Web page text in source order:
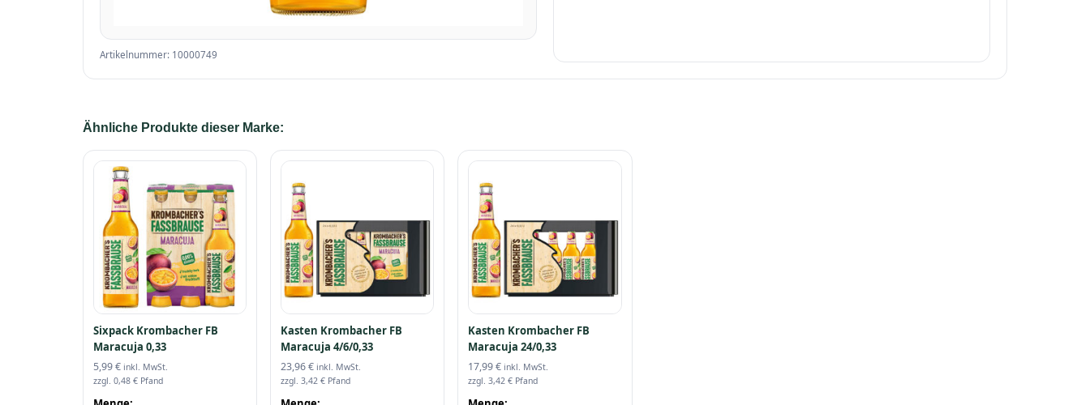
Artikelnummer: 10000749
Ähnliche Produkte dieser Marke:
Sixpack Krombacher FB
Maracuja 0,33
5,99€ inkl. MwSt.
zzgl. 0,48 € Pfand
Kasten Krombacher FB
Maracuja 4/6/0,33
23,96€ inkl. MwSt.
zzgl. 3,42€ Pfand
Kasten Krombacher FB
Maracuja 24/0,33
17,99€ inkl. MwSt.
zzgl. 3,42€ Pfand